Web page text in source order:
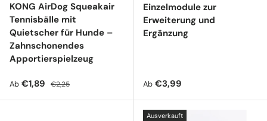
KONG AirDog Squeakair
Tennisbälle mit
Quietscher für Hunde –
Zahnschonendes
Apportierspielzeug
Verkaufspreis
Ab €1,89 Normaler Preis
€2,25
Einzelmodule zur
Erweiterung und
Ergänzung
Normaler Preis
Ab €3,99
Ausverkauft